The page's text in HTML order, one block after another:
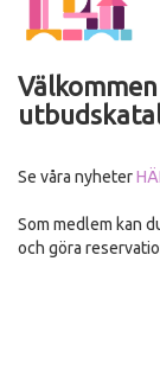
Se våra nyheter
Som medlem kan
och göra